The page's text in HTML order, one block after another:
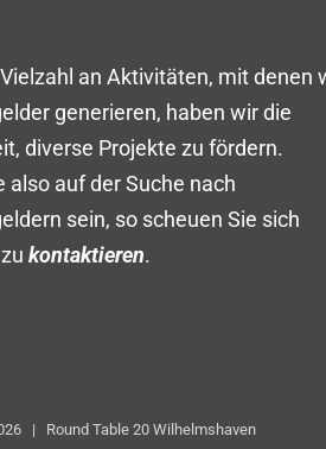
an Aktivitäten, mit denen
generieren, haben wir die
diverse Projekte zu fördern.
also auf der Suche nach
sein, so scheuen Sie sich
zukontaktieren.
| Round Table 20 Wilhelmshaven